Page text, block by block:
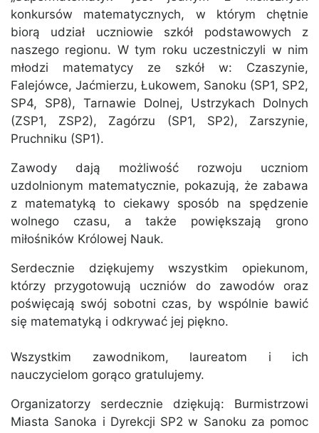
konkursów matematycznych, w którym chętnie
biorą udział uczniowie szkół podstawowych z
naszego regionu. W tym roku uczestniczyli w nim
młodzi matematycy ze szkół w: Czaszynie,
Falejówce, Jaćmierzu, Łukowem, Sanoku (SP1, SP2,
SP4, SP8), Tarnawie Dolnej, Ustrzykach Dolnych
(ZSP1, ZSP2), Zagórzu (SP1, SP2), Zarszynie,
Pruchniku (SP1).
Zawody dają możliwość rozwoju uczniom
uzdolnionym matematycznie, pokazują, że zabawa
z matematyką to ciekawy sposób na spędzenie
wolnego czasu, a także powiększają grono
miłośników Królowej Nauk.
Serdecznie dziękujemy wszystkim opiekunom,
którzy przygotowują uczniów do zawodów oraz
poświęcają swój sobotni czas, by wspólnie bawić
się matematyką i odkrywać jej piękno.
Wszystkim zawodnikom, laureatom i ich
nauczycielom gorąco gratulujemy.
Organizatorzy serdecznie dziękują: Burmistrzowi
Miasta Sanoka i Dyrekcji SP2 w Sanoku za pomoc